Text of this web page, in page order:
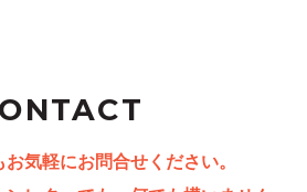
気軽にお問合せください。